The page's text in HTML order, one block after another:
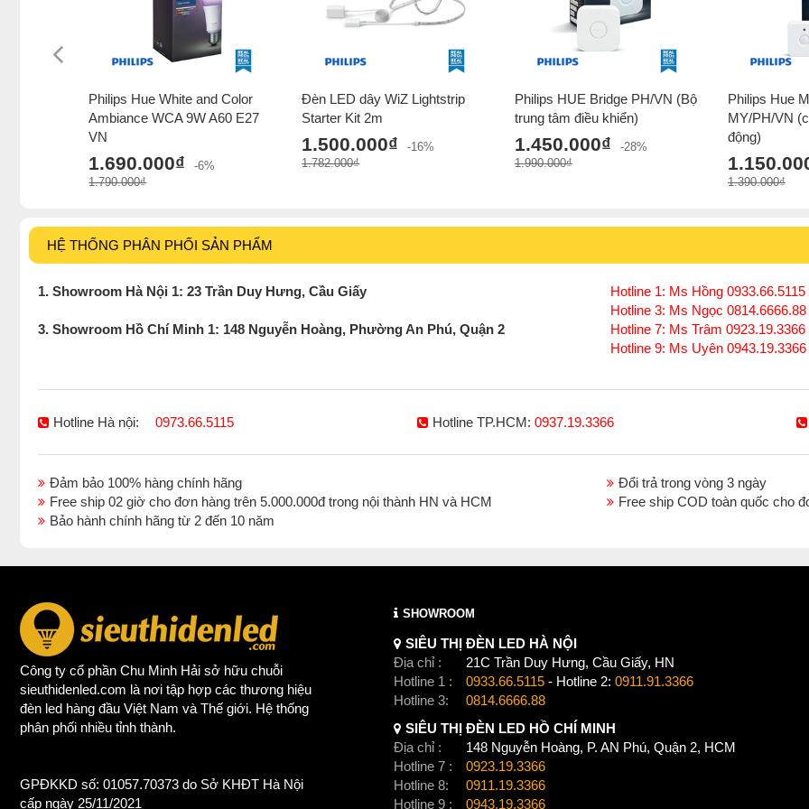
Hue Dimmer sẽ rất thích hợp dùng cho
biệt là có thể thay đổi độ sáng khi
ng
Ánh sáng theo tâm trạng
Những bóng đèn Philips Hue White
ánh vàng sáng ấm áp đến ánh sáng trắng
độ sáng từ cao tới thấp. Bạn có thể điều
sáng phù hợp cho nhu cầu hàng ngày của
Energize và Concentratecó thể dùng
Philips Hue White and Color
Ambiance WCA 9W A60 E27
VN
1.690.000₫
-6%
1.790.000₫
Đèn LED dây WiZ Lightstrip
Starter Kit 2m
1.500.000₫
-16%
1.782.000₫
Philips HUE Bridge PH/VN (Bộ
trung tâm điều khiển)
1.450.000₫
-28%
1.990.000₫
Philips Hue
MY/PH/VN
động)
1.390.000₫
HỆ THỐNG PHÂN PHỐI SẢN PHẨM
1. Showroom Hà Nội 1: 23 Trần Duy Hưng, Cầu Giấy
Hotline 1: Ms Hồng
Hotline 3: Ms Ngọc 0814.6666.88
3. Showroom Hồ Chí Minh 1: 148 Nguyễn Hoàng, Phường An Phú, Quận 2
Hotline 7: Ms Trâm
Hotline 9: Ms Uyên 0943.19.3366
Hotline Hà nội: 0973.66.5115 Hotline TP.HCM: 0937.19.3366
Đảm bảo 100% hàng chính hãng
Đổi trả trong vòng 3 ngày
Free ship 02 giờ cho đơn hàng trên 5.000.000đ trong nội thành HN và HCM
Free ship COD toàn quốc cho
Bảo hành chính hãng từ 2 đến 10 năm
Công ty cổ phần Chu Minh Hải sở hữu chuỗi
sieuthidenled.com là nơi tập hợp các thương hiệu
đèn led hàng đầu Việt Nam và Thế giới. Hệ thống
phân phối nhiều tỉnh thành.
GPĐKKD số: 01057.70373 do Sở KHĐT Hà Nội
cấp ngày 25/11/2021
SHOWROOM
SIÊU THỊ ĐÈN LED HÀ NỘI
Địa chỉ :
21C Trần Duy Hưng, Cầu Giấy, HN
Hotline 1 :
0933.66.5115 - Hotline 2: 0911.91.3366
Hotline 3:
0814.6666.88
SIÊU THỊ ĐÈN LED HỒ CHÍ MINH
Địa chỉ :
148 Nguyễn Hoàng, P. AN Phú, Quận 2, HCM
Hotline 7 :
0923.19.3366
Hotline 8:
0911.19.3366
Hotline 9 :
0943.19.3366